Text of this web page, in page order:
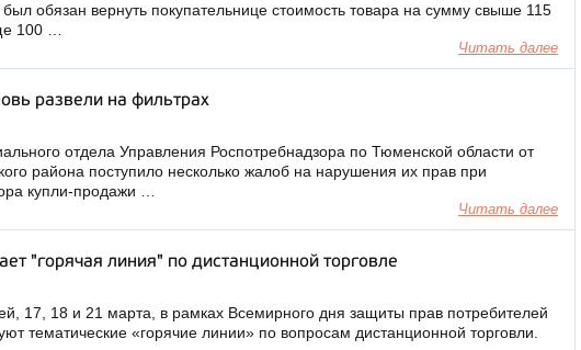
был обязан вернуть покупательнице стоимость товара на сумму свыше 115
100 …
Читать далее
развели на фильтрах
отдела Управления Роспотребнадзора по Тюменской области от
района поступило несколько жалоб на нарушения их прав при
купли-продажи …
Читать далее
"горячая линия" по дистанционной торговле
17, 18 и 21 марта, в рамках Всемирного дня защиты прав потребителей
тематические «горячие линии» по вопросам дистанционной торговли.